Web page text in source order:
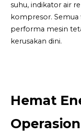
suhu, indikator air
kompresor.
performa mesin
kerusakan dini.
Hemat